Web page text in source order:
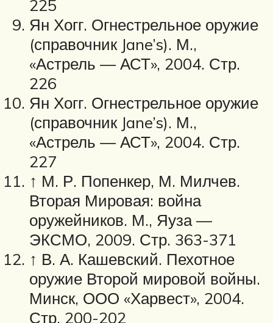
225
Ян Хогг. Огнестрельное оружие
(справочник Jane’s). М.,
«Астрель — АСТ», 2004. Стр.
226
Ян Хогг. Огнестрельное оружие
(справочник Jane’s). М.,
«Астрель — АСТ», 2004. Стр.
227
↑ М. Р. Попенкер, М. Милчев.
Вторая Мировая: война
оружейников. М., Яуза —
ЭКСМО, 2009. Стр. 363-371
↑ В. А. Кашевский. Пехотное
оружие Второй мировой войны.
Минск, ООО «Харвест», 2004.
Стр. 200-202